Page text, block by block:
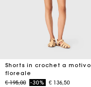
Shorts in crochet a motivo
floreale
Price reduced from
€ 195,00to-30% € 136,50